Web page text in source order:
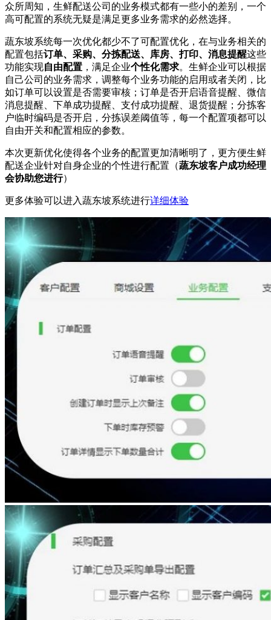
众所周知，生鲜配送公司的业务模式都有一些小的差别，一个
高可配置的系统无疑是满足更多业务需求的必然选择。
蔬东坡系统每一次优化都少不了可配置优化，在与业务相关的
配置包括订单、采购、分拣配送、库房、打印、消息提醒这些
功能实现自由配置 ，满足企业个性化需求。生鲜企业可以根据
自己公司的业务需求，调整每个业务功能的启用或者关闭，比
如订单可以设置是否需要审核；订单是否开启语音提醒、微信
消息提醒、下单成功提醒、支付成功提醒、退货提醒；分拣客
户临时编码是否开启，分拣误差阈值等，每一个配置项都可以
自由开关和配置相应的参数。
本次更新优化使得各个业务的配置更加清晰明了，更方便生鲜
配送企业针对自身企业的个性进行配置（蔬东坡客户成功经理
会协助您进行）
更多体验可以进入蔬东坡系统进行详细体验